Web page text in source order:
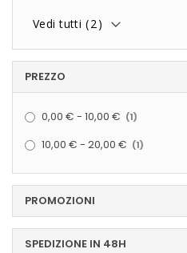
Vedi tutti (2)
PREZZO
0,00 € - 10,00 € 1
10,00 € - 20,00 € 1
PROMOZIONI
SPEDIZIONE IN 48H